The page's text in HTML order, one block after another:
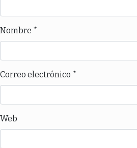
Nombre *
Correo electrónico *
Web